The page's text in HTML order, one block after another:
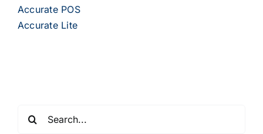
Accurate POS
Accurate Lite